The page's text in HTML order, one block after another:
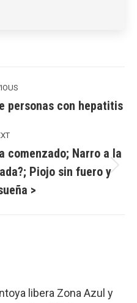
Previous
personas con hepatitis
Next
comenzado; Narro a la
Piojo sin fuero y
>
libera Zona Azul y